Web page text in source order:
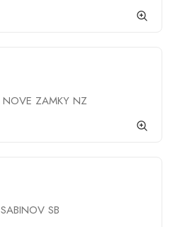
NOVE ZAMKY NZ
SABINOV SB